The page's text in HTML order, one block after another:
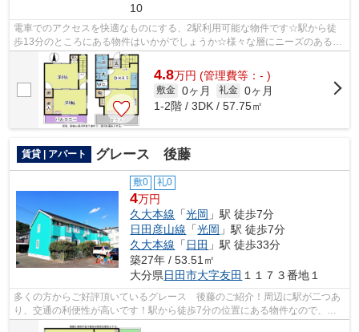
10
電車でのアクセスを快適なものにする、2駅利用可能な物件です☆駅から徒
歩13分のところにある物件はいかがでしょうか☆様々な層にニーズのあるタ
ウンハウスの物件です☆できるだけ早めに...
4.8万円 (管理費等：- )
敷金 0ヶ月 礼金 0ヶ月
1-2階 / 3DK / 57.75㎡
賃貸 | アパート グレース 後藤
敷0 礼0
4万円
久大本線 「光岡 」駅 徒歩7分
日田彦山線 「光岡 」駅 徒歩7分
久大本線 「 日田 」駅 徒歩33分
築27年 / 53.51㎡
大分県日田市大字友田 １１７３番地１
多くの方からご好評頂いているグレース 後藤のご紹介！周辺に駅が二つあ
り、交通の利便性が高いです！駅から徒歩7分の位置にある物件なので、ア
クセスも良好です！使い勝手の良いアパ...